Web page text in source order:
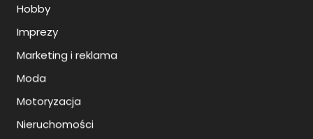
Hobby
Imprezy
Marketing i reklama
Moda
Motoryzacja
Nieruchomości